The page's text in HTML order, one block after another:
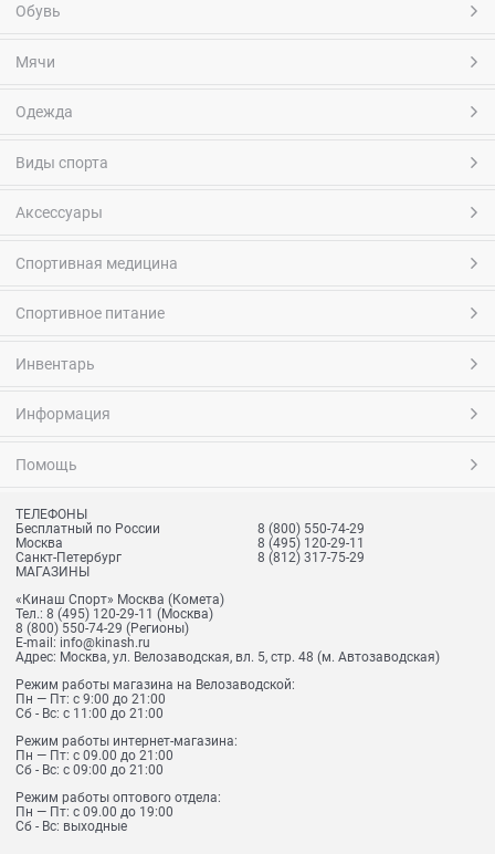
Обувь
Мячи
Одежда
Виды спорта
Аксессуары
Спортивная медицина
Спортивное питание
Инвентарь
Информация
Помощь
ТЕЛЕФОНЫ
Бесплатный по России
8 (800) 550-74-29
Москва
8 (495) 120-29-11
Санкт-Петербург
8 (812) 317-75-29
МАГАЗИНЫ
«Кинаш Спорт» Москва (Комета)
Тел.: 8 (495) 120-29-11 (Москва)
8 (800) 550-74-29 (Регионы)
E-mail: info@kinash.ru
Адрес: Москва, ул. Велозаводская, вл. 5, стр. 48 (м. Автозаводская)
Режим работы магазина на Велозаводской:
Пн — Пт: с 9:00 до 21:00
Сб - Вс: с 11:00 до 21:00
Режим работы интернет-магазина:
Пн — Пт: с 09.00 до 21:00
Сб - Вс: с 09:00 до 21:00
Режим работы оптового отдела:
Пн — Пт: с 09.00 до 19:00
Сб - Вс: выходные